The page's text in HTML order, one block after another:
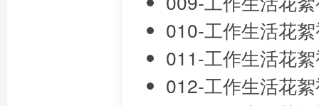
010-工作生活花
011-工作生活花
012-工作生活花